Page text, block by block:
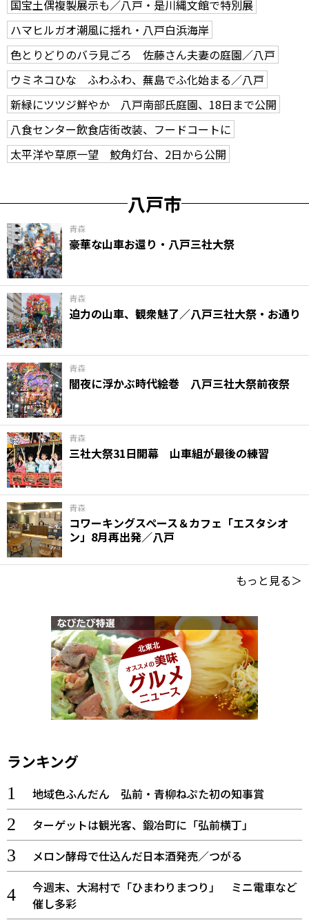
国宝土偶複製展示も／八戸・是川縄文館で特別展
ハマヒルガオ潮風に揺れ・八戸白浜海岸
色とりどりのバラ見ごろ 佐藤さん夫妻の庭園／八戸
ウミネコひな ふわふわ、蕪島でふ化始まる／八戸
新緑にツツジ鮮やか 八戸南部氏庭園、18日まで公開
八食センター飲食店街改装、フードコートに
太平洋や草原一望 鮫角灯台、2日から公開
八戸市
青森
豪華な山車お還り・八戸三社大祭
青森
迫力の山車、観衆魅了／八戸三社大祭・お通り
青森
闇夜に浮かぶ時代絵巻 八戸三社大祭前夜祭
青森
三社大祭31日開幕 山車組が最後の練習
青森
コワーキングスペース＆カフェ「エスタシオ
ン」8月再出発／八戸
もっと見る＞
ランキング
地域色ふんだん 弘前・青柳ねぷた初の知事賞
ターゲットは観光客、鍛冶町に「弘前横丁」
メロン酵母で仕込んだ日本酒発売／つがる
今週末、大潟村で「ひまわりまつり」 ミニ電車など
催し多彩